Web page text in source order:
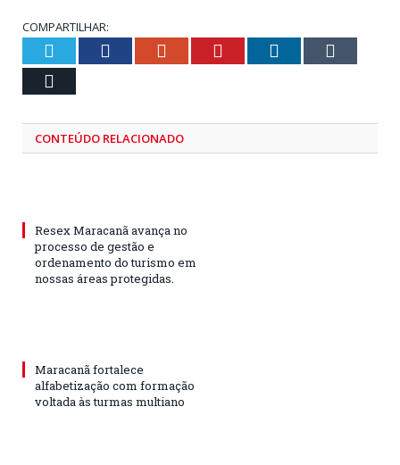
COMPARTILHAR:
Twitter Facebook Google+ Pinterest LinkedIn
CONTEÚDO RELACIONADO
Resex Maracanã avança no
processo de gestão e
ordenamento do turismo em
nossas áreas protegidas.
Maracanã fortalece
alfabetização com formação
voltada às turmas multiano